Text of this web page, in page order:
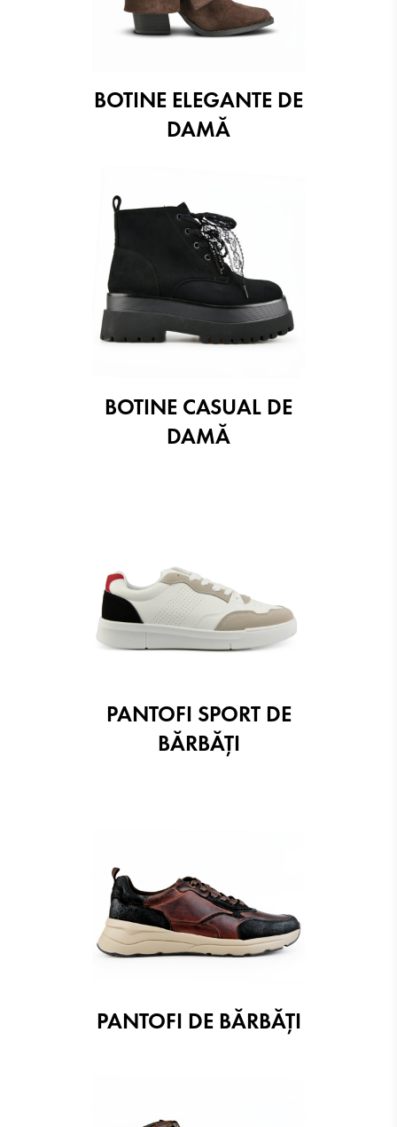
BOTINE ELEGANTE DE
DAMĂ
BOTINE CASUAL DE
DAMĂ
PANTOFI SPORT DE
BĂRBĂȚI
PANTOFI DE BĂRBĂȚI